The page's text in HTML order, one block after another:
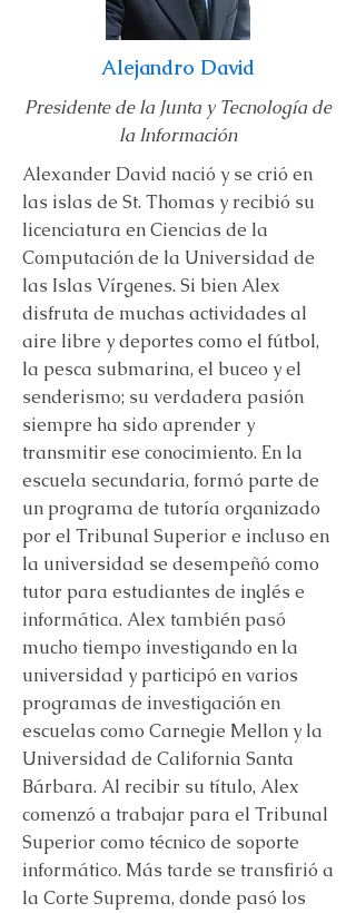
Alejandro David
Presidente de la Junta y Tecnología de
la Información
Alexander David nació y se crió en
las islas de St. Thomas y recibió su
licenciatura en Ciencias de la
Computación de la Universidad de
las Islas Vírgenes. Si bien Alex
disfruta de muchas actividades al
aire libre y deportes como el fútbol,
la pesca submarina, el buceo y el
senderismo; su verdadera pasión
siempre ha sido aprender y
transmitir ese conocimiento. En la
escuela secundaria, formó parte de
un programa de tutoría organizado
por el Tribunal Superior e incluso en
la universidad se desempeñó como
tutor para estudiantes de inglés e
informática. Alex también pasó
mucho tiempo investigando en la
universidad y participó en varios
programas de investigación en
escuelas como Carnegie Mellon y la
Universidad de California Santa
Bárbara. Al recibir su título, Alex
comenzó a trabajar para el Tribunal
Superior como técnico de soporte
informático. Más tarde se transfirió a
la Corte Suprema, donde pasó los